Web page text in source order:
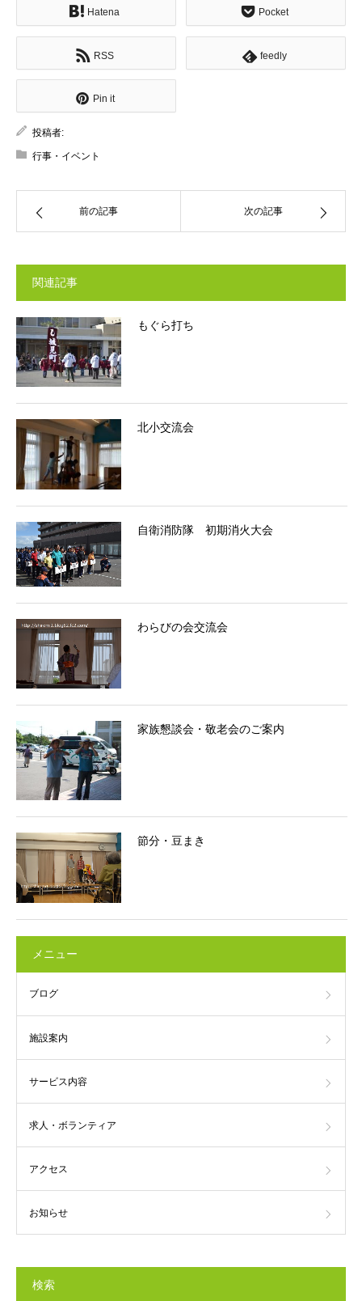
Hatena Pocket
RSS feedly
Pin it
投稿者:
行事・イベント
前の記事 次の記事
関連記事
もぐら打ち
北小交流会
自衛消防隊 初期消火大会
わらびの会交流会
家族懇談会・敬老会のご案内
節分・豆まき
メニュー
ブログ
施設案内
サービス内容
求人・ボランティア
アクセス
お知らせ
検索